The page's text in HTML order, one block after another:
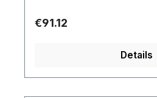
Regular price:
€91.12
Details